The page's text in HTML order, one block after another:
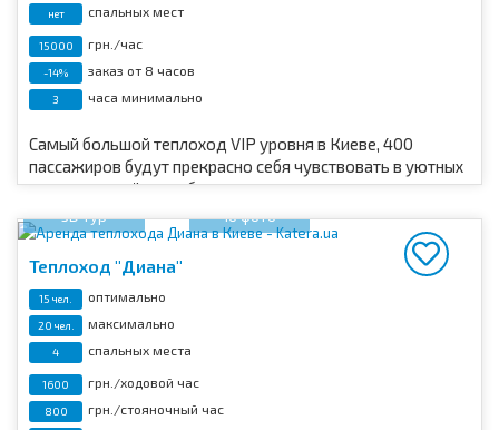
нет спальных мест
15000 грн./час
-14% заказ от 8 часов
3 часа минимально
Самый большой теплоход VIP уровня в Киеве, 400
пассажиров будут прекрасно себя чувствовать в уютных
салонах на трёх палубах.
3D тур 16 фото
Теплоход "Диана"
15 чел. оптимально
20 чел. максимально
4 спальных места
1600 грн./ходовой час
800 грн./стояночный час